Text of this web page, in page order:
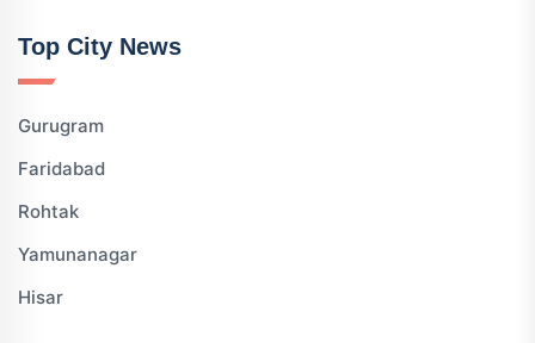
Top City News
Gurugram
Faridabad
Rohtak
Yamunanagar
Hisar